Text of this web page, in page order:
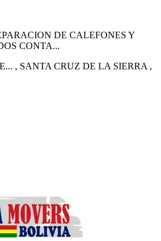
DE CALEFONES Y
CONTA...
, SANTA CRUZ DE LA SIERRA ,